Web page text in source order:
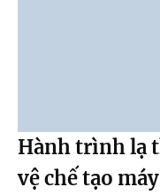
Hành trình lạ
vệ chế tạo